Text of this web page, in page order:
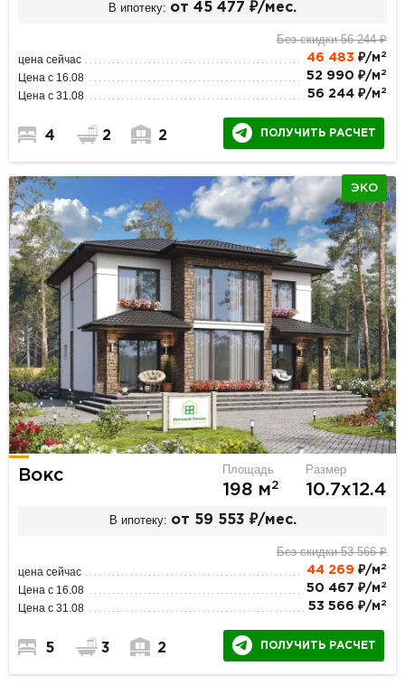
В ипотеку: от 45 477 ₽/мес.
Без скидки 56 244 ₽
цена сейчас 46 483 ₽/м 2
Цена с 16.08 52 990 ₽/м 2
Цена с 31.08 56 244 ₽/м 2
4 2 2 ПОЛУЧИТЬ РАСЧЕТ
ЭКО
Вокс Площадь
198 м2
Размер
10.7х12.4
В ипотеку: от 59 553 ₽/мес.
Без скидки 53 566 ₽
цена сейчас 44 269 ₽/м 2
Цена с 16.08 50 467 ₽/м 2
Цена с 31.08 53 566 ₽/м 2
5 3 2 ПОЛУЧИТЬ РАСЧЕТ